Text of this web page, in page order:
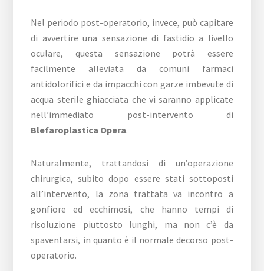
Nel periodo post-operatorio, invece, può capitare
di avvertire una sensazione di fastidio a livello
oculare, questa sensazione potrà essere
facilmente alleviata da comuni farmaci
antidolorifici e da impacchi con garze imbevute di
acqua sterile ghiacciata che vi saranno applicate
nell’immediato post-intervento di
Blefaroplastica Opera.
Naturalmente, trattandosi di un’operazione
chirurgica, subito dopo essere stati sottoposti
all’intervento, la zona trattata va incontro a
gonfiore ed ecchimosi, che hanno tempi di
risoluzione piuttosto lunghi, ma non c’è da
spaventarsi, in quanto è il normale decorso post-
operatorio.